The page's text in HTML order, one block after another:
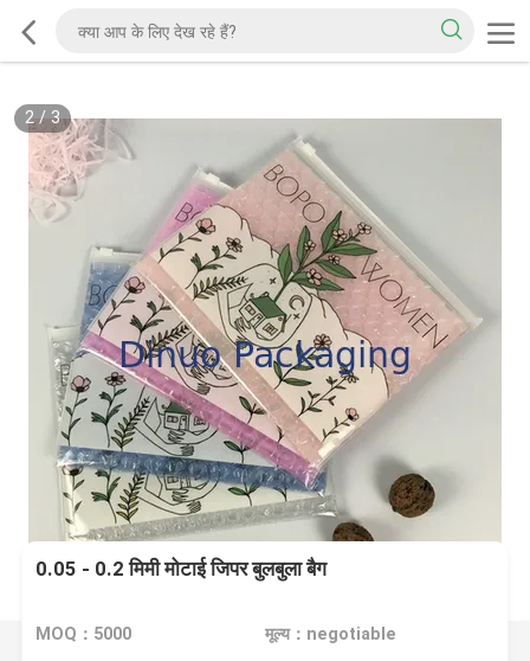
2/3
0.05 - 0.2 मिमी मोटाई जिपर बुलबुला बैग
MOQ：5000 मूल्य：negotiable